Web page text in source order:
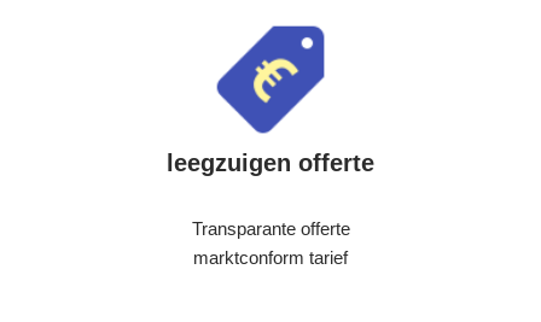
leegzuigen offerte
Transparante offerte
marktconform tarief